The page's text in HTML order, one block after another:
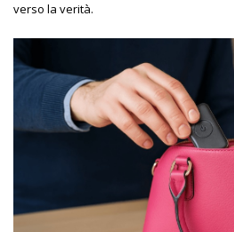
verso la verità.